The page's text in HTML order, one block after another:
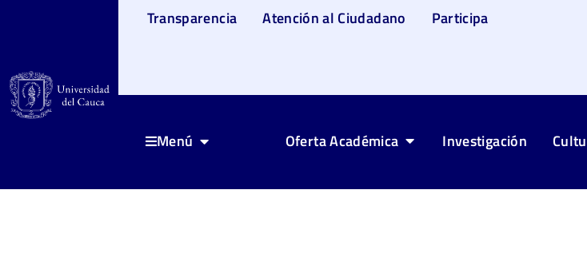
Transparencia Atención al Ciudadano Participa
Menú Oferta Académica Investigación